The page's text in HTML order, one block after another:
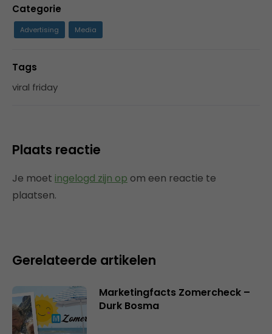
Categorie
Advertising Media
Tags
viral friday
Plaats reactie
Je moet ingelogd zijn op om een reactie te
plaatsen.
Gerelateerde artikelen
Marketingfacts Zomercheck –
Durk Bosma